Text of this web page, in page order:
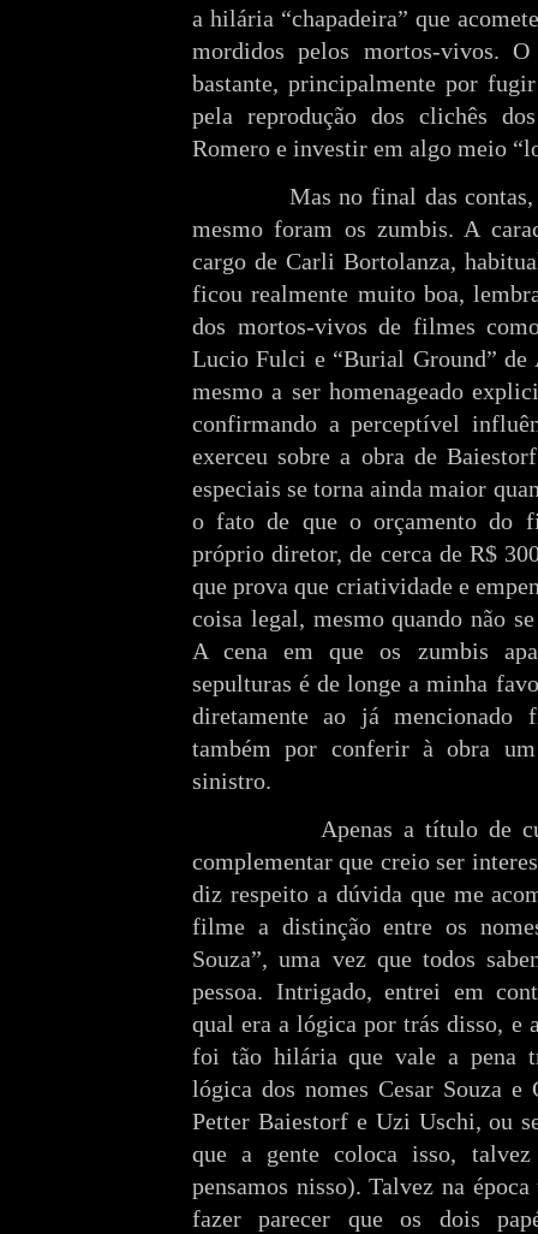
a hilária “chapadeira” que
mordidos pelos mortos-vivos.
bastante, principalmente por
pela reprodução dos clichês
Romero e investir em algo meio
Mas no final das
mesmo foram os zumbis. A
cargo de Carli Bortolanza,
ficou realmente muito boa,
dos mortos-vivos de filmes
Lucio Fulci e “Burial Ground” de
mesmo a ser homenageado
confirmando a perceptível
exerceu sobre a obra de
especiais se torna ainda maior
o fato de que o orçamento do
próprio diretor, de cerca de R$
que prova que criatividade e
coisa legal, mesmo quando não
A cena em que os zumbis
sepulturas é de longe a minha
diretamente ao já
também por conferir à obra
sinistro.
Apenas a título de
complementar que creio ser
diz respeito a dúvida que me
filme a distinção entre os
Souza”, uma vez que todos
pessoa. Intrigado, entrei em
qual era a lógica por trás disso, e
foi tão hilária que vale a pena
lógica dos nomes Cesar Souza
Petter Baiestorf e Uzi Uschi, ou
que a gente coloca isso,
pensamos nisso). Talvez na
fazer parecer que os dois